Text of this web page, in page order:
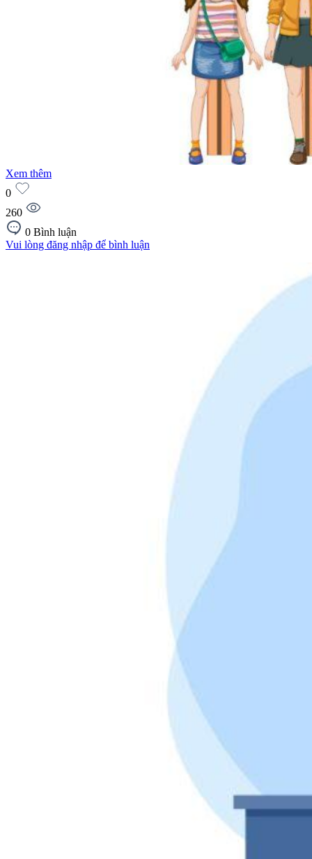
Xem thêm
0
260
0 Bình luận
Vui lòng đăng nhập để bình luận